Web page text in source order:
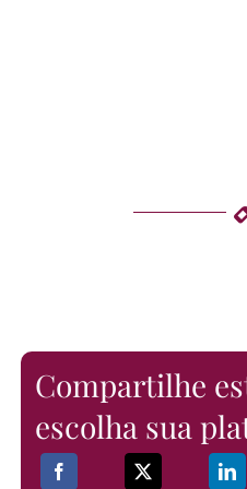
Compartilhe
escolha sua